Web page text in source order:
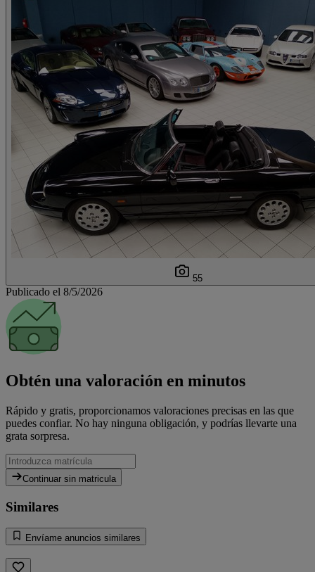
55
Publicado el 8/5/2026
Obtén una valoración en minutos
Rápido y gratis, proporcionamos valoraciones precisas en las que
puedes confiar. No hay ninguna obligación, y podrías llevarte una
grata sorpresa.
Continuar sin matricula
Similares
Envíame anuncios similares